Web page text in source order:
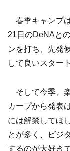
春季キャンプ
21日のDeNAと
ンを打ち、先発
して良いスター
そして今季、
カープから発表
には解禁してほ
とが多く、ビジ
するのが大好き